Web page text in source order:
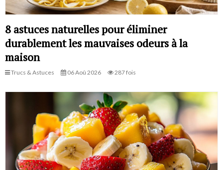
8 astuces naturelles pour éliminer
durablement les mauvaises odeurs à la
maison
Trucs & Astuces 06 Aoû 2026 287 fois